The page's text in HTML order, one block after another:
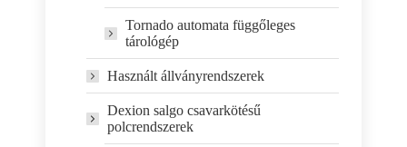
Tornado automata függőleges
tárológép
Használt állványrendszerek
Dexion salgo csavarkötésű
polcrendszerek